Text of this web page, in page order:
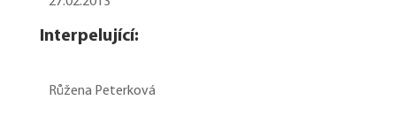
Interpelující:
Růžena Peterková